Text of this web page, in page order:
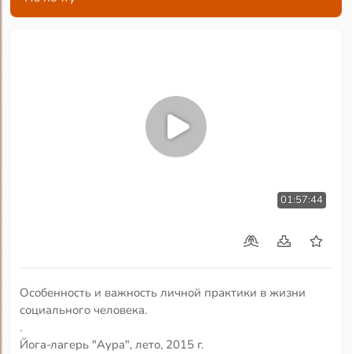
01:57:44
Особенность и важность личной практики в жизни
социального человека.
.
Йога-лагерь "Аура", лето, 2015 г.